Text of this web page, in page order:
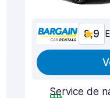
8,9
Service de